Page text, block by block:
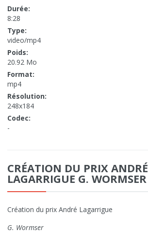
Durée:
8:28
Type:
video/mp4
Poids:
20.92 Mo
Format:
mp4
Résolution:
248x184
Codec:
-
CRÉATION DU PRIX ANDRÉ
LAGARRIGUE G. WORMSER
Création du prix André Lagarrigue
G. Wormser